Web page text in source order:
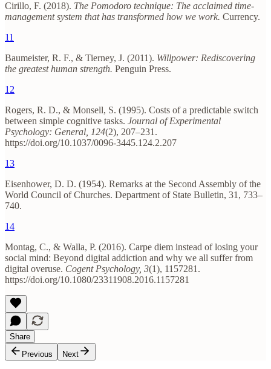
Cirillo, F. (2018). The Pomodoro technique: The acclaimed time-
management system that has transformed how we work. Currency.
11
Baumeister, R. F., & Tierney, J. (2011). Willpower: Rediscovering
the greatest human strength. Penguin Press.
12
Rogers, R. D., & Monsell, S. (1995). Costs of a predictable switch
between simple cognitive tasks. Journal of Experimental
Psychology: General, 124(2), 207–231.
https://doi.org/10.1037/0096-3445.124.2.207
13
Eisenhower, D. D. (1954). Remarks at the Second Assembly of the
World Council of Churches. Department of State Bulletin, 31, 733–
740.
14
Montag, C., & Walla, P. (2016). Carpe diem instead of losing your
social mind: Beyond digital addiction and why we all suffer from
digital overuse. Cogent Psychology, 3(1), 1157281.
https://doi.org/10.1080/23311908.2016.1157281
Share
Previous
Next